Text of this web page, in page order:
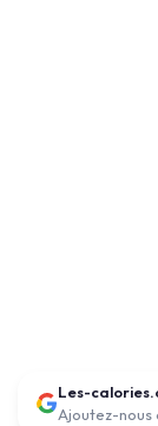
Les-
Ajoutez-nous